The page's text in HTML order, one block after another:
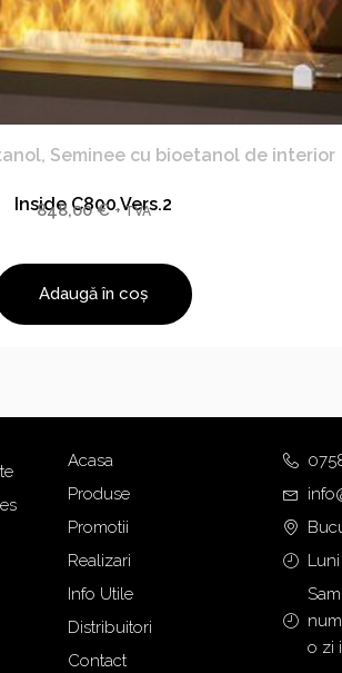
, Seminee cu bioetanol de interior
Inside C800 Vers.2
848,00€ + TVA
Adaugă în coș
Acasa
Produse
Promotii
Realizari
Info Utile
Distribuitori
Contact
o zi